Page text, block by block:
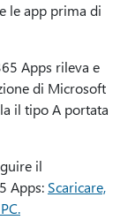
le app prima di
Apps rileva e
di Microsoft
il tipo A portata
il
Apps: Scaricare,